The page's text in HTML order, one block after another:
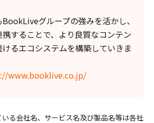
グループの強みを活かし、
することで、より良質なコンテン
るエコシステムを構築していきま
www.booklive.co.jp/
る会社名、サービス名及び製品名等は各社